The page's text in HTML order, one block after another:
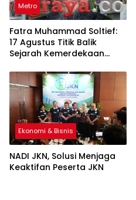
Metro
Fatra Muhammad Soltief:
17 Agustus Titik Balik
Sejarah Kemerdekaan
Ekonomi & Bisnis
NADI JKN, Solusi Menjaga
Keaktifan Peserta JKN